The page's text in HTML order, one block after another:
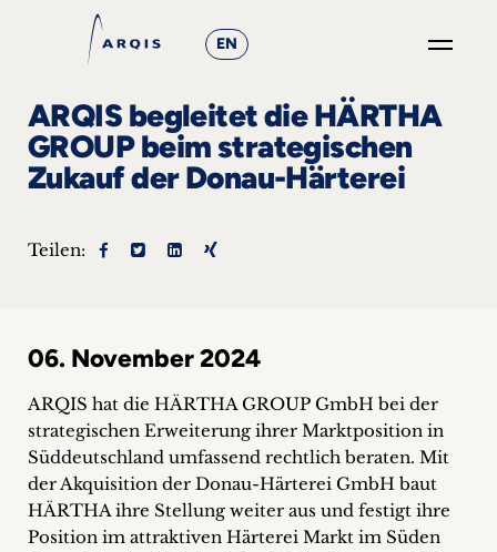
EN
Fokusgruppen
+
Events
+
Karriere
+
ARQIS begleitet die HÄRTHA
GROUP beim strategischen
Zukauf der Donau-Härterei
Teilen:
06. November 2024
ARQIS hat die HÄRTHA GROUP GmbH bei der
strategischen Erweiterung ihrer Marktposition in
Süddeutschland umfassend rechtlich beraten. Mit
der Akquisition der Donau-Härterei GmbH baut
HÄRTHA ihre Stellung weiter aus und festigt ihre
Position im attraktiven Härterei Markt im Süden